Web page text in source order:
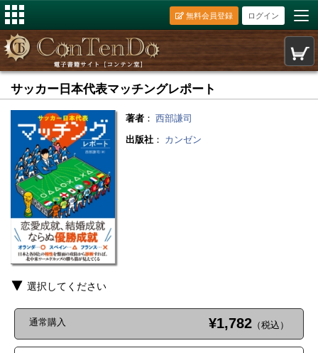
ログイン
無料会員登録
サッカー日本代表マッチングレポート
著者 ： 西部謙司
出版社 ： カンゼン
選択してください
通常購入 ¥1,782 （税込）